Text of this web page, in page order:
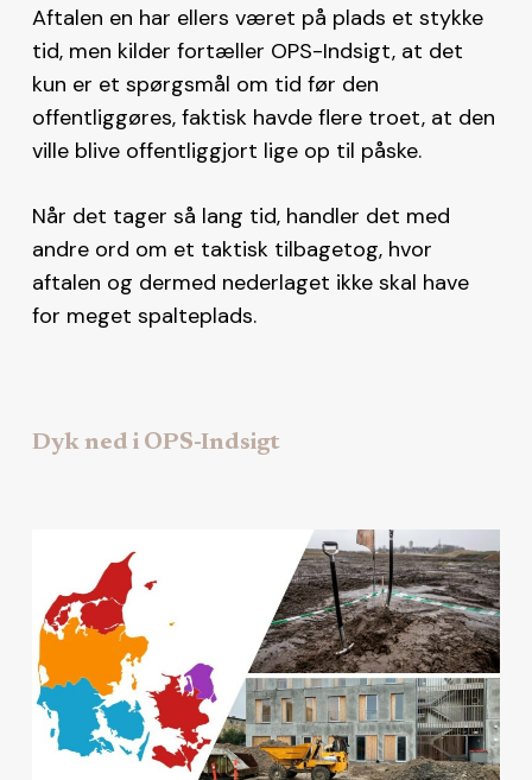
Aftalen en har ellers været på plads et stykke
tid, men kilder fortæller OPS-Indsigt, at det
kun er et spørgsmål om tid før den
offentliggøres, faktisk havde flere troet, at den
ville blive offentliggjort lige op til påske.
Når det tager så lang tid, handler det med
andre ord om et taktisk tilbagetog, hvor
aftalen og dermed nederlaget ikke skal have
for meget spalteplads.
Dyk ned i OPS-Indsigt